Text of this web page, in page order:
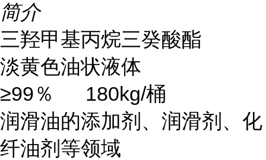
简介
三羟甲基丙烷三癸酸酯
淡黄色油状液体
≥99％
180kg/桶
润滑油的添加剂、润滑剂、化
纤油剂等领域